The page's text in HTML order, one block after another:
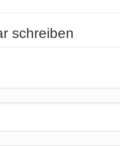
schreiben